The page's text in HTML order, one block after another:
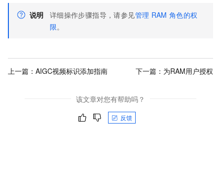
说明 详细操作步骤指导，请参见管理 RAM 角色的权
限。
上一篇： AIGC视频标识添加指南 下一篇： 为RAM用户授权
该文章对您有帮助吗？
反馈